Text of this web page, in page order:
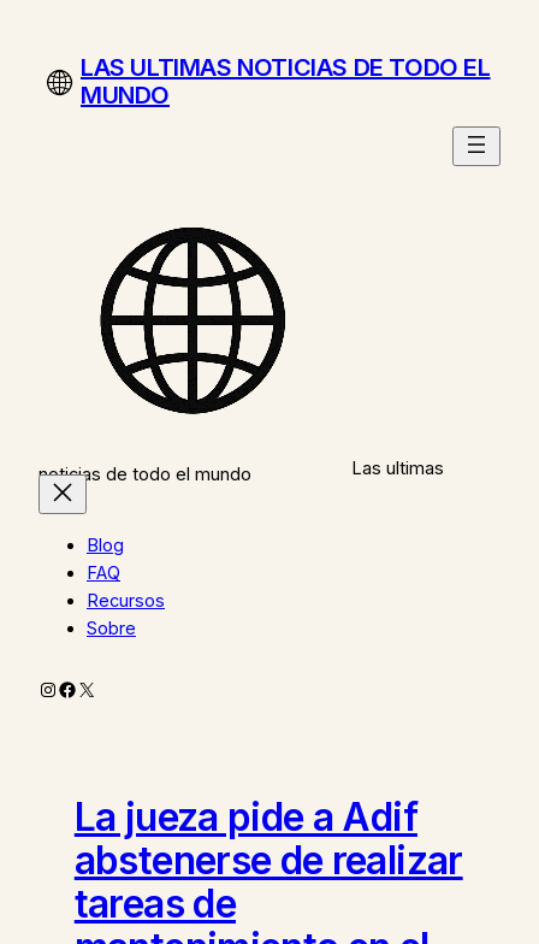
contenidoLAS ULTIMAS NOTICIAS DE TODO EL
MUNDO
Las ultimas
noticias de todo el mundo
Blog
FAQ
Recursos
Sobre
Instagram
Facebook
X
La jueza pide a Adif
abstenerse de realizar
tareas de